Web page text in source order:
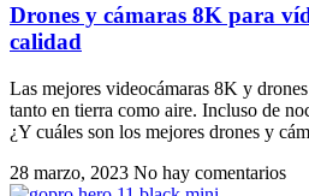
Drones y cámaras 8K para
calidad
Las mejores videocámaras 8K y
tanto en tierra como aire. Incluso de
¿Y cuáles son los mejores drones y
28 marzo, 2023 No hay comentarios